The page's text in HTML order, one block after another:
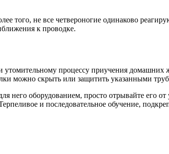
того, не все четвероногие одинаково
к проводке.
процессу приучения домашних
можно скрыть или защитить указанными
него оборудованием, просто отрывайте его
и последовательное обучение,